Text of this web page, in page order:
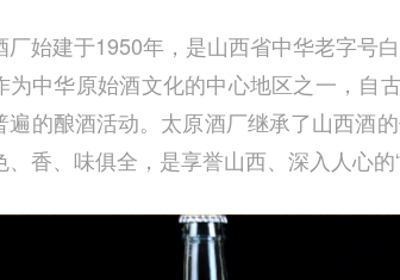
厂始建于1950年，是山西省中华老字号白
为中华原始酒文化的中心地区之一，自
遍的酿酒活动。太原酒厂继承了山西酒
、香、味俱全，是享誉山西、深入人心的“